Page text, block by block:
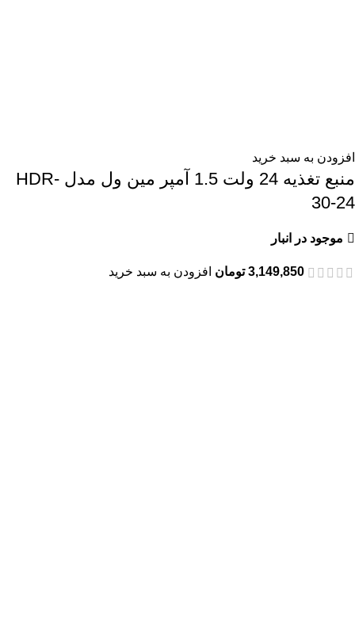
افزودن به سبد خرید
منبع تغذیه 24 ولت 1.5 آمپر مین ول مدل HDR-
30-24
موجود در انبار
3,149,850 تومان افزودن به سبد خرید